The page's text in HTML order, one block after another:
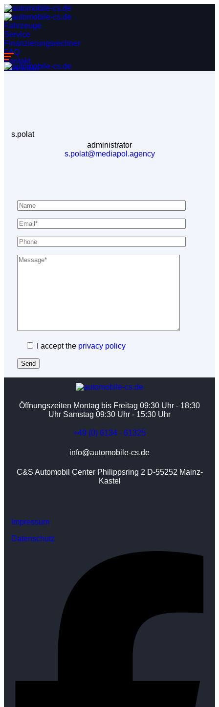
Fahrzeuge
Service
Finanzierungsrechner
FAQ
Kontakt
Verkaufen
s.polat
administrator
s.polat@mediapol.agency
I accept the privacy policy
Send
Öffnungszeiten Montag bis Freitag 09:30 Uhr - 18:30
Uhr Samstag 09:30 Uhr - 15:30 Uhr
+49 (0) 6134 - 61325
info@automobile-cs.de
C&S Automobil Center Philippsring 2 D-55252 Mainz-
Kastel
Impressum
Datenschutz